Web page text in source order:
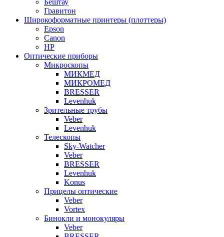
Бештау
Гравитон
Широкоформатные принтеры (плоттеры)
Epson
Canon
HP
Оптические приборы
Микроскопы
МИКМЕД
МИКРОМЕД
BRESSER
Levenhuk
Зрительные трубы
Veber
Levenhuk
Телескопы
Sky-Watcher
Veber
BRESSER
Levenhuk
Konus
Прицелы оптические
Veber
Vortex
Бинокли и монокуляры
Veber